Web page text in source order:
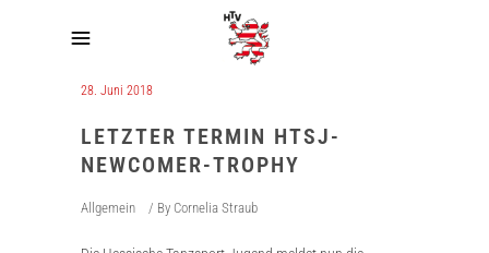
28. Juni 2018
LETZTER TERMIN HTSJ-
NEWCOMER-TROPHY
Allgemein By Cornelia Straub